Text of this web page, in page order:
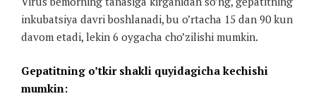
inkubatsiya davri boshlanadi, bu o’rtacha 15 dan 90 kun
davom etadi, lekin 6 oygacha cho’zilishi mumkin.
Gepatitning o’tkir shakli quyidagicha kechishi
mumkin: